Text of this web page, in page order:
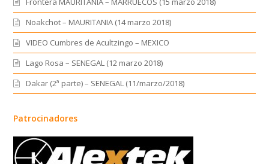
Noakchot – MAURITANIA (14 marzo 2018)
VIDEO Cumbres de Acultzingo – MEXICO
Lago Rosa – SENEGAL (12 marzo 2018)
Dakar (2ª parte) – SENEGAL (11/marzo/2018)
Patrocinadores